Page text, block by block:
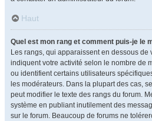
Haut
Quel est mon rang et comment puis-je le
Les rangs, qui apparaissent en dessous de
indiquent votre activité selon le nombre de
ou identifient certains utilisateurs
les modérateurs. Dans la plupart des cas,
peut modifier le texte des rangs du forum.
système en publiant inutilement des
sur le forum. Beaucoup de forums ne